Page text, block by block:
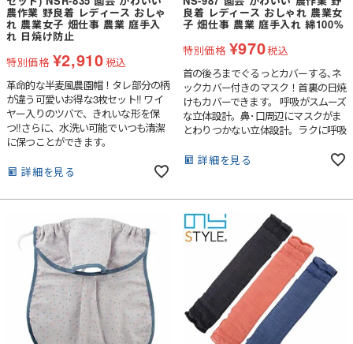
農作業 野良着 レディース おしゃ
れ 農業女子 畑仕事 農業 庭手入
れ 日焼け防止
特別価格 ¥2,910税込
革命的な半麦風農園帽！タレ部分の柄
が違う可愛いお得な3枚セット!! ワイ
ヤー入りのツバで、きれいな形を保
つ!!さらに、水洗い可能でいつも清潔
に保つことができます。
詳細を見る
良着 レディース おしゃれ 農業女
子 畑仕事 農業 庭手入れ 綿100%
特別価格 ¥970税込
首の後ろまでぐるっとカバーする､ネ
ックカバー付きのマスク！首裏の日焼
けもカバーできます。 呼吸がスムーズ
な立体設計。鼻･口周辺にマスクがま
とわりつかない立体設計。ラクに呼吸
詳細を見る